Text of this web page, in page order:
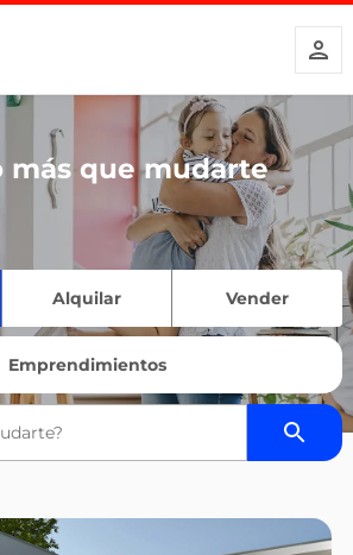
más que mudarte
Alquilar Vender
Emprendimientos